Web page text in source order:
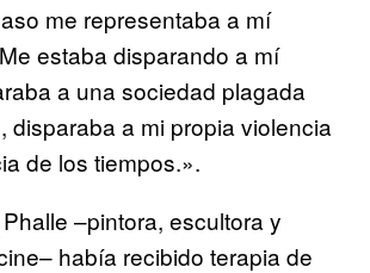
me representaba a mí
estaba disparando a mí
a una sociedad plagada
disparaba a mi propia violencia
de los tiempos.».
–pintora, escultora y
había recibido terapia de